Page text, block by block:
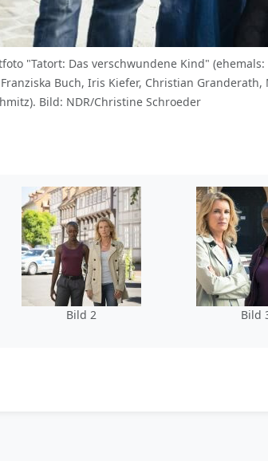
"Tatort: Das verschwundene Kind"
Buch, Iris Kiefer, Christian
Bild: NDR/Christine Schroeder
Bild 2 Bild